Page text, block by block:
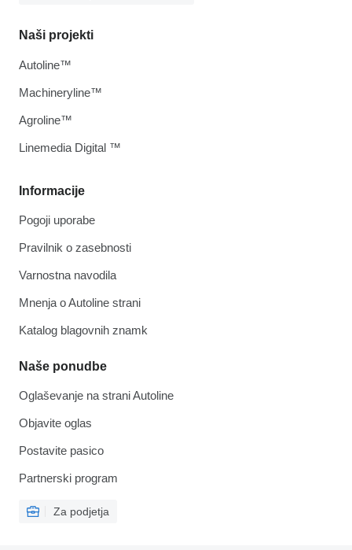
Informacije
Pogoji uporabe
Pravilnik o zasebnosti
Varnostna navodila
Mnenja o Autoline strani
Katalog blagovnih znamk
Naše ponudbe
Oglaševanje na strani Autoline
Objavite oglas
Postavite pasico
Partnerski program
Za podjetja
Naši projekti
Autoline™
Machineryline™
Agroline™
Linemedia Digital ™